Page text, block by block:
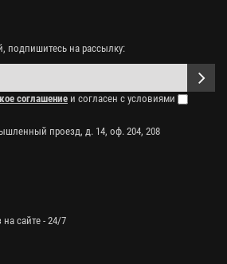
подпишитесь на рассылку:
соглашение и согласен с условиями
проезд, д. 14, оф. 204, 208
сайте - 24/7